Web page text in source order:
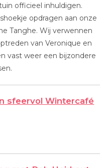
officieel inhuldigen.
opdragen aan onze
Tanghe. Wij verwennen
van Veronique en
vast weer een bijzondere
sfeervol Wintercafé